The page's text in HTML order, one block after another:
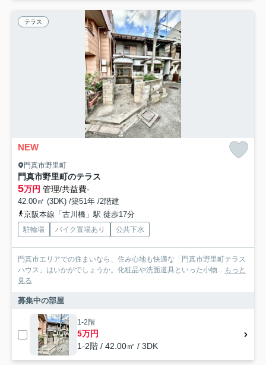
テラス
NEW
門真市野里町
門真市野里町のテラス
5万円 管理/共益費-
42.00㎡ (3DK) /築51年 /2階建
京阪本線「古川橋」駅 徒歩17分
駐輪場 バイク置場あり 公共下水
門真市エリアでの住まいなら、住み心地も快適な「門真市野里町テラス
ハウス」はいかがでしょうか。化粧品や洗面道具といった小物... もっと
見る
募集中の部屋
1-2階
5万円
1-2階 / 42.00㎡ / 3DK